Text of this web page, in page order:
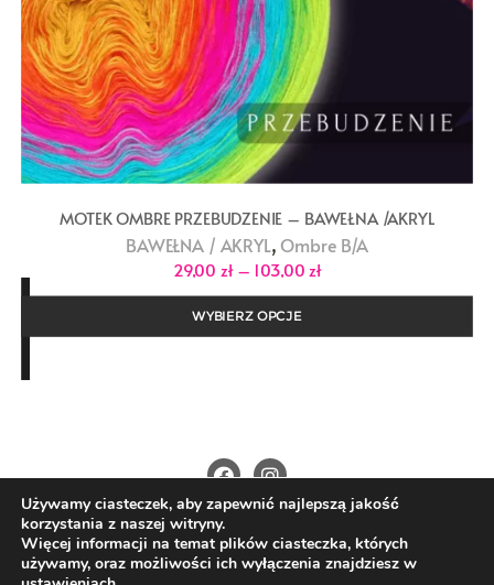
MOTEK OMBRE PRZEBUDZENIE – BAWEŁNA /AKRYL
BAWEŁNA / AKRYL, Ombre B/A
29,00 zł – 103,00 złZakres
od
do
WYBIERZ OPCJE
O Nas Kontakt Polityka prywatności
Regulamin
Wysyłka i płatności
Copyright ©2026 4nitki.pl . All rights reserved.
Używamy ciasteczek, aby zapewnić najlepszą jakość
korzystania z naszej witryny.
Więcej informacji na temat plików ciasteczka, których
używamy, oraz możliwości ich wyłączenia znajdziesz w